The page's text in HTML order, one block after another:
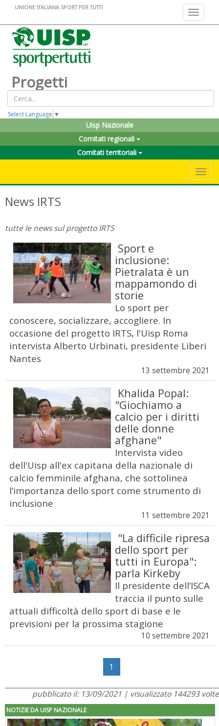
Toggle
UNIONE ITALIANA SPORT PER TUTTI
Progetti
Select Language ▼
Uisp Nazionale
Comitati regionali
Comitati territoriali
News IRTS
tutte le news sul progetto IRTS
Sport e
inclusione:
Pietralata è un
mappamondo di
storie
Lo sport per
conoscere, socializzare, accogliere. In
occasione del progetto IRTS, l'Uisp Roma
intervista Alberto Urbinati, presidente Liberi
Nantes
13 settembre 2021
Khalida Popal:
"Giochiamo a
calcio per i diritti
delle donne
afghane"
Intervista video
dell'Uisp all'ex capitana della nazionale di
calcio femminile afghana, che sottolinea
l’importanza dello sport come strumento di
inclusione
11 settembre 2021
"La difficile ripresa
dello sport per
tutti in Europa":
parla Kirkeby
Il presidente dell’ISCA
traccia il punto sulle
attuali difficoltà dello sport di base e le
previsioni per la prossima stagione
10 settembre 2021
1
pubblicato il: 13/09/2021 | visualizzato 144293 volte
NOTIZIE DA UISP NAZIONALE